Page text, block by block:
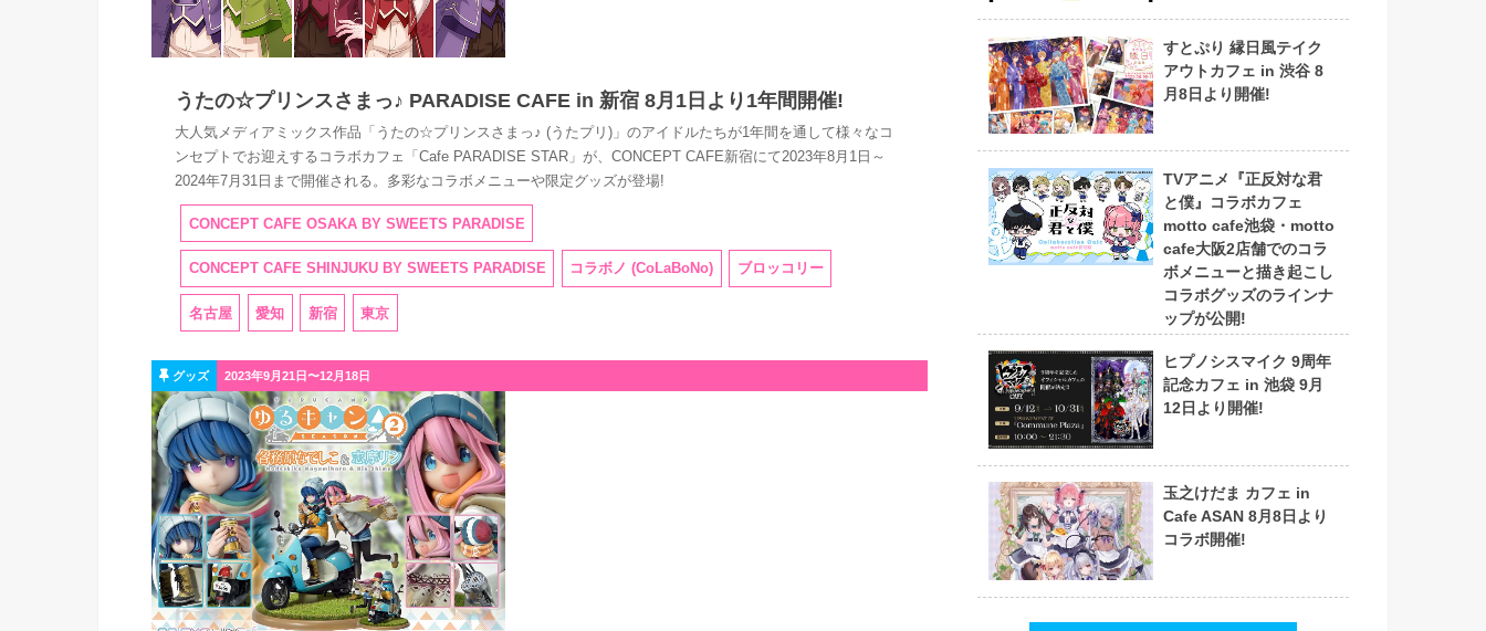
うたの☆プリンスさまっ♪ PARADISE CAFE in 新宿 8月1日より1年間開催!
大人気メディアミックス作品「うたの☆プリンスさまっ♪ (うたプリ)」のアイドルたちが1年間を通して様々なコ
ンセプトでお迎えするコラボカフェ「Cafe PARADISE STAR」が、CONCEPT CAFE新宿にて2023年8月1日～
2024年7月31日まで開催される。多彩なコラボメニューや限定グッズが登場!
CONCEPT CAFE OSAKA BY SWEETS PARADISE
CONCEPT CAFE SHINJUKU BY SWEETS PARADISE コラボノ (CoLaBoNo) ブロッコリー
名古屋 愛知 新宿 東京
グッズ 2023年9月21日〜12月18日
すとぷり 縁日風テイク
アウトカフェ in 渋谷 8
月8日より開催!
TVアニメ『正反対な君
と僕』コラボカフェ
motto cafe池袋・motto
cafe大阪2店舗でのコラ
ボメニューと描き起こし
コラボグッズのラインナ
ップが公開!
ヒプノシスマイク 9周年
記念カフェ in 池袋 9月
12日より開催!
玉之けだま カフェ in
Cafe ASAN 8月8日より
コラボ開催!